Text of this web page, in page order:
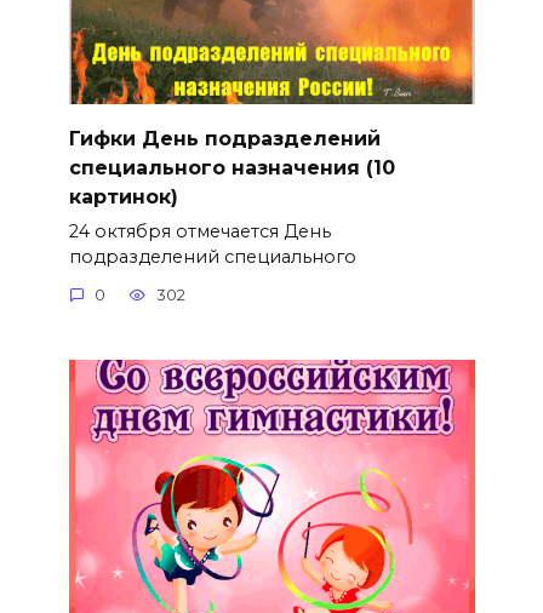
Гифки День подразделений
специального назначения (10
картинок)
24 октября отмечается День
подразделений специального
0 302